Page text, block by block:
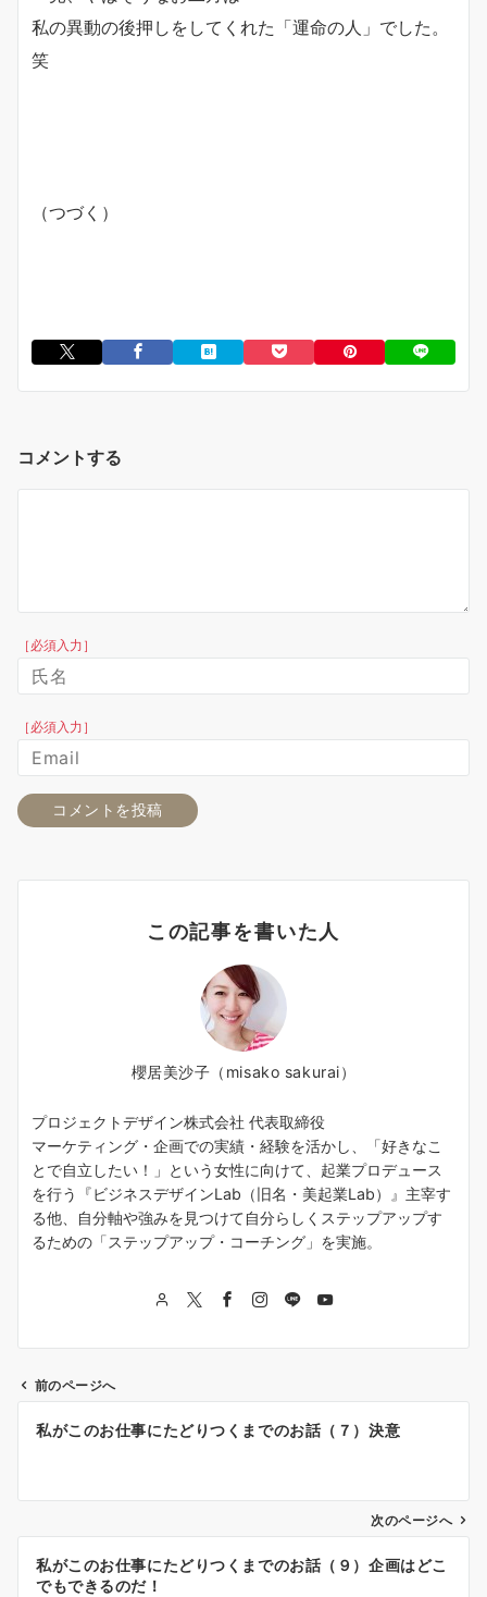
私の異動の後押しをしてくれた「運命の人」でした。
笑
（つづく）
コメントする
［必須入力］
［必須入力］
この記事を書いた人
櫻居美沙子（misako sakurai）
プロジェクトデザイン株式会社 代表取締役
マーケティング・企画での実績・経験を活かし、「好きなこ
とで自立したい！」という女性に向けて、起業プロデュース
を行う『ビジネスデザインLab（旧名・美起業Lab）』主宰す
る他、自分軸や強みを見つけて自分らしくステップアップす
るための「ステップアップ・コーチング」を実施。
投
ゲ
前のページへ
私がこのお仕事にたどりつくまでのお話（７）決意
次のページへ
私がこのお仕事にたどりつくまでのお話（９）企画はどこ
でもできるのだ！